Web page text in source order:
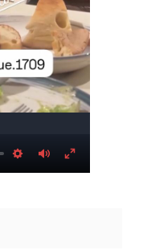
Settings
MuteEnter